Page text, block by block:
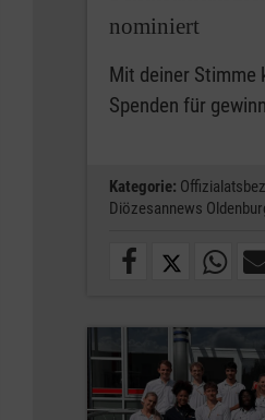
nominiert
Mit deiner Stimme
Spenden für
Kategorie:
Diözesannews